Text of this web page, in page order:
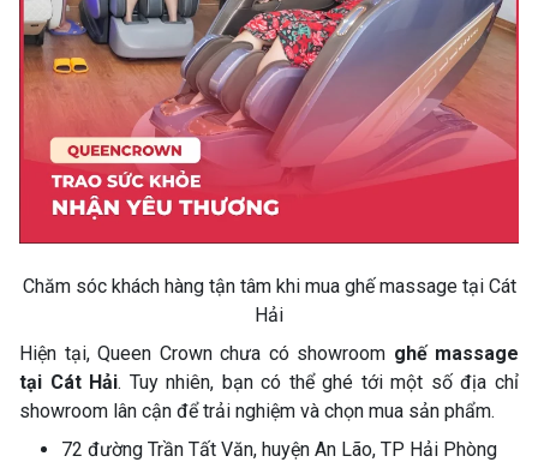
Chăm sóc khách hàng tận tâm khi mua ghế massage tại Cát
Hải
Hiện tại, Queen Crown chưa có showroom ghế massage
tại Cát Hải. Tuy nhiên, bạn có thể ghé tới một số địa chỉ
showroom lân cận để trải nghiệm và chọn mua sản phẩm.
72 đường Trần Tất Văn, huyện An Lão, TP Hải Phòng